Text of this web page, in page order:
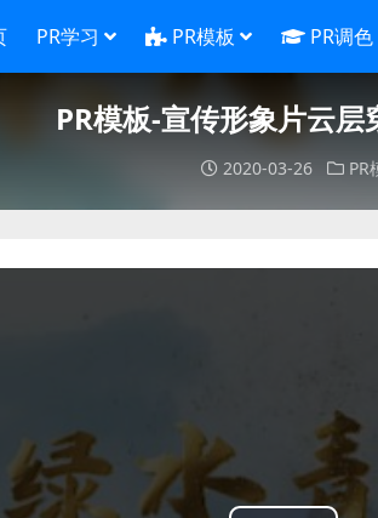
PR学习 PR模板 PR调色
PR模板-宣传形象片云
2020-03-26 PR